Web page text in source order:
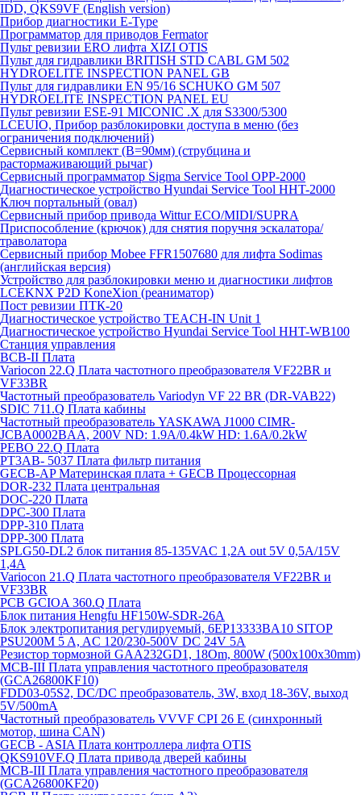
IDD, QKS9VF (English version)
Прибор диагностики E-Type
Программатор для приводов Fermator
Пульт ревизии ERO лифта XIZI OTIS
Пульт для гидравлики BRITISH STD CABL GM 502
HYDROELITE INSPECTION PANEL GB
Пульт для гидравлики EN 95/16 SCHUKO GM 507
HYDROELITE INSPECTION PANEL EU
Пульт ревизии ESE-91 MICONIC .X для S3300/5300
LCEUIO, Прибор разблокировки доступа в меню (без
ограничения подключений)
Сервисный комплект (В=90мм) (струбцина и
растормаживающий рычаг)
Сервисный программатор Sigma Service Tool OPP-2000
Диагностическое устройство Hyundai Service Tool HHT-2000
Ключ портальный (овал)
Сервисный прибор привода Wittur ECO/MIDI/SUPRA
Приспособление (крючок) для снятия поручня эскалатора/
траволатора
Сервисный прибор Mobee FFR1507680 для лифта Sodimas
(английская версия)
Устройство для разблокировки меню и диагностики лифтов
LCEKNX P2D KoneXion (реаниматор)
Пост ревизии ПТК-20
Диагностическое устройство TEACH-IN Unit 1
Диагностическое устройство Hyundai Service Tool HHT-WB100
Станция управления
BCB-II Плата
Variocon 22.Q Плата частотного преобразователя VF22BR и
VF33BR
Частотный преобразователь Variodyn VF 22 BR (DR-VAB22)
SDIC 711.Q Плата кабины
Частотный преобразователь YASKAWA J1000 CIMR-
JCBA0002BAA, 200V ND: 1.9A/0.4kW HD: 1.6A/0.2kW
PEBO 22.Q Плата
РТ3АВ- 5037 Плата фильтр питания
GECB-AP Материнская плата + GECB Процессорная
DOR-232 Плата центральная
DOC-220 Плата
DPC-300 Плата
DPP-310 Плата
DPP-300 Плата
SPLG50-DL2 блок питания 85-135VAC 1,2А out 5V 0,5А/15V
1,4А
Variocon 21.Q Плата частотного преобразователя VF22BR и
VF33BR
PCB GCIOA 360.Q Плата
Блок питания Hengfu HF150W-SDR-26A
Блок электропитания регулируемый, 6EP13333BA10 SITOP
PSU200M 5 A, AC 120/230-500V DC 24V 5A
Резистор тормозной GAA232GD1, 18Om, 800W (500x100x30mm)
MCB-III Плата управления частотного преобразователя
(GCA26800KF10)
FDD03-05S2, DC/DC преобразователь, 3W, вход 18-36V, выход
5V/500mA
Частотный преобразователь VVVF CPI 26 E (синхронный
мотор, шина CAN)
GECB - ASIA Плата контроллера лифта OTIS
QKS910VF.Q Плата привода дверей кабины
MCB-III Плата управления частотного преобразователя
(GCA26800KF20)